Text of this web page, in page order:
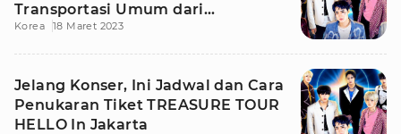
Transportasi Umum dari
Jabodebek
Korea 18 Maret 2023
Jelang Konser, Ini Jadwal dan Cara
Penukaran Tiket TREASURE TOUR
HELLO In Jakarta